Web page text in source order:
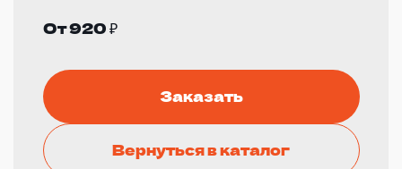
От 920 ₽
Заказать
Вернуться в каталог